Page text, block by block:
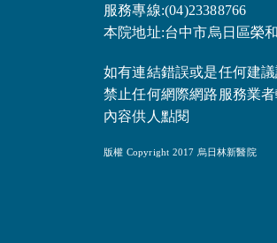
服務專線:(04)23388766
本院地址:台中市烏日區榮
如有連結錯誤或是任何建議
禁止任何網際網路服務業
內容供人點閱
版權 Copyright 2017 烏日林新醫院